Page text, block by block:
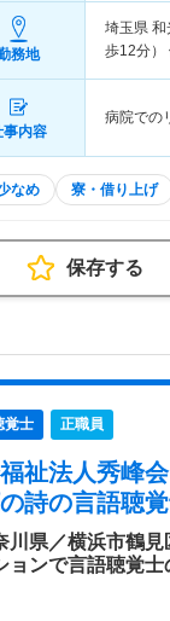
務地
埼玉県 和
歩12分）
事内容
病院での
なめ 寮・借り上げ
保存する
覚士 正職員
祉法人秀峰
詩の言語聴
川県／横浜市鶴
ョンで言語聴覚士